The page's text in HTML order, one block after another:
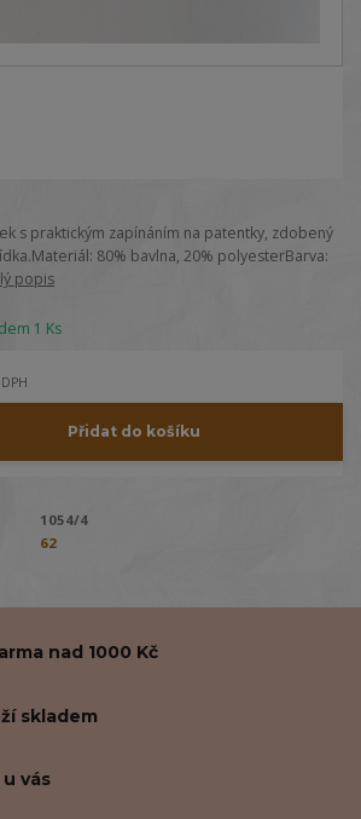
s praktickým zapínáním na patentky, zdobený
80% bavlna, 20% polyesterBarva:
popis
1 Ks
Přidat do košíku
1054/4
62
nad 1000 Kč
skladem
vás